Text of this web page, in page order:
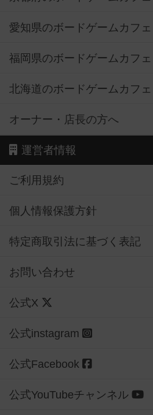
愛知県のボードゲームカフェ
福岡県のボードゲームカフェ
北海道のボードゲームカフェ
オーナー・店長の方へ
運営者情報
ご利用規約
個人情報保護方針
特定商取引法に基づく表記
お問い合わせ
公式X
公式instagram
公式Facebook
公式YouTubeチャンネル